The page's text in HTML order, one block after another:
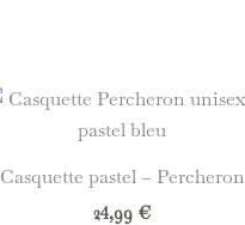
Casquette pastel – Percheron
24,99 €